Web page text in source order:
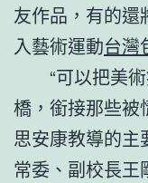
友作品，有的還
入藝術運動台灣
“可以把美
橋，銜接那些被
思安康教導的主
常委、副校長王